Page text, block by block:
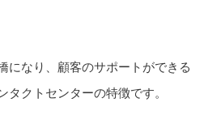
になり、顧客のサポートができる
タクトセンターの特徴です。